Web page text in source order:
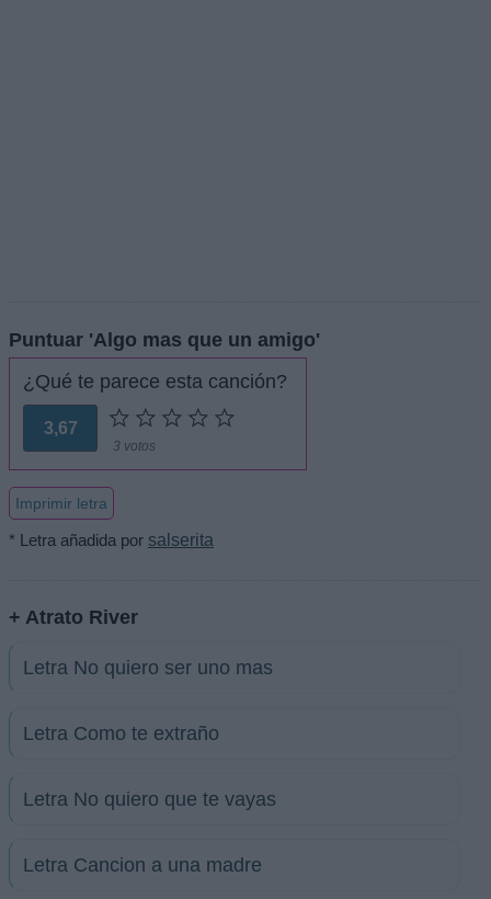
Puntuar 'Algo mas que un amigo'
¿Qué te parece esta canción?
3,67
3 votos
Imprimir letra
* Letra añadida por salserita
+ Atrato River
Letra No quiero ser uno mas
Letra Como te extraño
Letra No quiero que te vayas
Letra Cancion a una madre